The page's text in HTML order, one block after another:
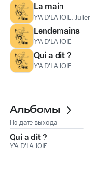
La main
Y'A D'LA JOIE,
Lendemains
Y'A D'LA JOIE
Qui a dit ?
Y'A D'LA JOIE
Альбомы
По дате выхода
Qui a dit ?
Y'A D'LA JOIE